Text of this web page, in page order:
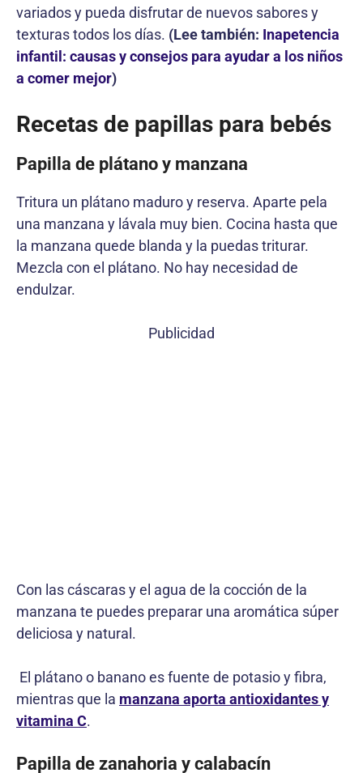
variados y pueda disfrutar de nuevos sabores y
texturas todos los días. (Lee también: Inapetencia
infantil: causas y consejos para ayudar a los niños
a comer mejor)
Recetas de papillas para bebés
Papilla de plátano y manzana
Tritura un plátano maduro y reserva. Aparte pela
una manzana y lávala muy bien. Cocina hasta que
la manzana quede blanda y la puedas triturar.
Mezcla con el plátano. No hay necesidad de
endulzar.
Publicidad
Con las cáscaras y el agua de la cocción de la
manzana te puedes preparar una aromática súper
deliciosa y natural.
El plátano o banano es fuente de potasio y fibra,
mientras que la manzana aporta antioxidantes y
vitamina C.
Papilla de zanahoria y calabacín